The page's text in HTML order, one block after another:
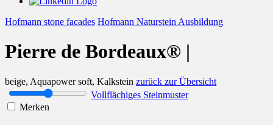
Hofmann stone facades Hofmann Naturstein Ausbildung
Pierre de Bordeaux® |
beige, Aquapower soft, Kalkstein zurück zur Übersicht
Vollflächiges Steinmuster
Merken